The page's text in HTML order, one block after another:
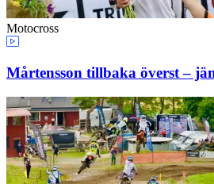
Motocross
Mårtensson tillbaka överst –